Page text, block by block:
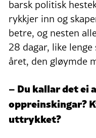
barsk politisk
rykkjer inn og
betre, og nesten
28 dagar, like
året, den gløymde
– Du kallar det ei
oppreinskingar?
uttrykket?